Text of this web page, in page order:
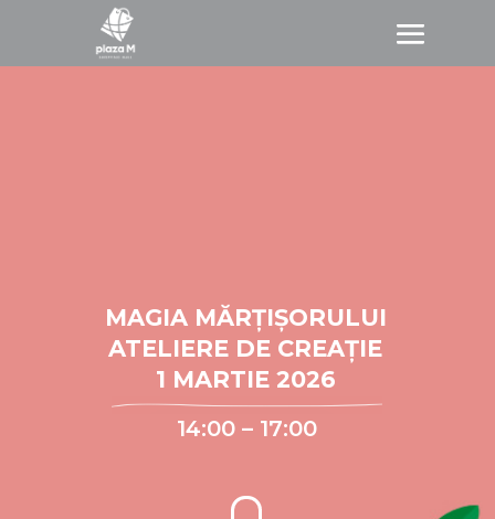
MAGIA MĂRȚIȘORULUI
ATELIERE DE CREAȚIE
1 MARTIE 2026
14:00 – 17:00